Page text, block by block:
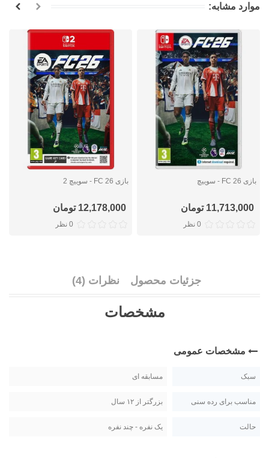
موارد مشابه:
بازی FC 26 - سوییچ
11,713,000 تومان
0 نظر
بازی FC 26 - سوییچ 2
12,178,000 تومان
0 نظر
جزئیات محصول نظرات (4)
مشخصات
مشخصات عمومی
سبک مسابقه ای
مناسب برای رده سنی بزرگتر از ۱۲ سال
حالت یک نفره - چند نفره